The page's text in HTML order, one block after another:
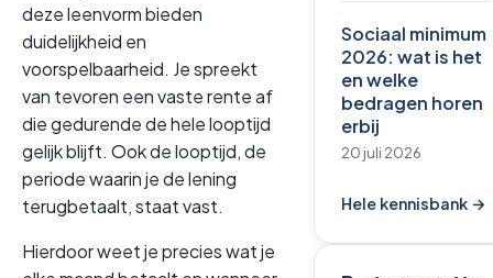
deze leenvorm bieden
duidelijkheid en
voorspelbaarheid. Je spreekt
van tevoren een vaste rente af
die gedurende de hele looptijd
gelijk blijft. Ook de looptijd, de
periode waarin je de lening
terugbetaalt, staat vast.
Hierdoor weet je precies wat je
Sociaal minimum
2026: wat is het
en welke
bedragen horen
erbij
20 juli 2026
Hele kennisbank →